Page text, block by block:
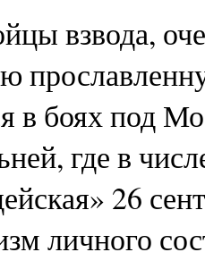
взвода,
в боях под
где в
26
личного